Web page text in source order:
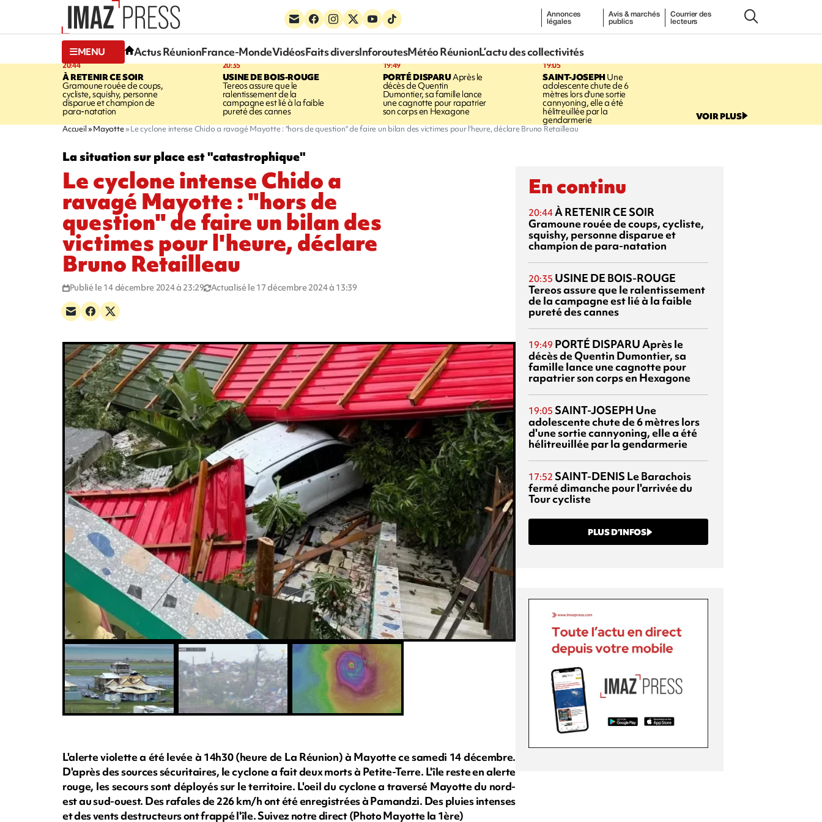
Annonces
légales
Avis & marchés
publics
Courrier des
lecteurs
MENU Actus RéunionFrance-MondeVidéosFaits diversInforoutesMétéo RéunionL’actu des collectivités
20:44
À RETENIR CE SOIR
Gramoune rouée de coups,
cycliste, squishy, personne
disparue et champion de
para-natation
20:35
USINE DE BOIS-ROUGE
Tereos assure que le
ralentissement de la
campagne est lié à la faible
pureté des cannes
19:49
PORTÉ DISPARUAprès le
décès de Quentin
Dumontier, sa famille lance
une cagnotte pour rapatrier
son corps en Hexagone
19:05
SAINT-JOSEPHUne
adolescente chute de 6
mètres lors d'une sortie
cannyoning, elle a été
hélitreuillée par la
gendarmerie VOIR PLUS
Accueil Mayotte Le cyclone intense Chido a ravagé Mayotte : "hors de question" de faire un bilan des victimes pour l'heure, déclare Bruno Retailleau
La situation sur place est "catastrophique"
Le cyclone intense Chido a
ravagé Mayotte : "hors de
question" de faire un bilan des
victimes pour l'heure, déclare
Bruno Retailleau
Publié le 14 décembre 2024 à 23:29 Actualisé le 17 décembre 2024 à 13:39
L'alerte violette a été levée à 14h30 (heure de La Réunion) à Mayotte ce samedi 14 décembre.
D'après des sources sécuritaires, le cyclone a fait deux morts à Petite-Terre. L'île reste en alerte
rouge, les secours sont déployés sur le territoire. L'oeil du cyclone a traversé Mayotte du nord-
est au sud-ouest. Des rafales de 226 km/h ont été enregistrées à Pamandzi. Des pluies intenses
et des vents destructeurs ont frappé l'île. Suivez notre direct (Photo Mayotte la 1ère)
En continu
20:44À RETENIR CE SOIR
Gramoune rouée de coups, cycliste,
squishy, personne disparue et
champion de para-natation
20:35 USINE DE BOIS-ROUGE
Tereos assure que le ralentissement
de la campagne est lié à la faible
pureté des cannes
19:49 PORTÉ DISPARUAprès le
décès de Quentin Dumontier, sa
famille lance une cagnotte pour
rapatrier son corps en Hexagone
19:05 SAINT-JOSEPH Une
adolescente chute de 6 mètres lors
d'une sortie cannyoning, elle a été
hélitreuillée par la gendarmerie
17:52 SAINT-DENIS Le Barachois
fermé dimanche pour l'arrivée du
Tour cycliste
PLUS D’INFOS